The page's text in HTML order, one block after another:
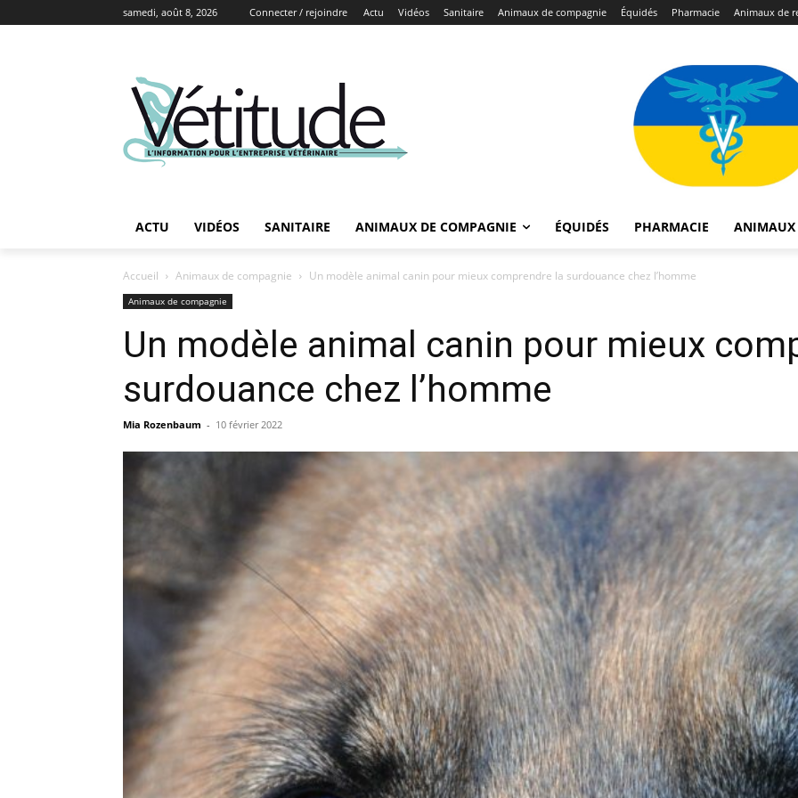
samedi, août 8, 2026 Connecter / rejoindre Actu Vidéos Sanitaire Animaux de compagnie Équidés Pharmacie Animaux de
ACTU VIDÉOS SANITAIRE ANIMAUX DE COMPAGNIE ÉQUIDÉS PHARMACIE ANIMAUX
Accueil Animaux de compagnie Un modèle animal canin pour mieux comprendre la surdouance chez l’homme
Animaux de compagnie
Un modèle animal canin pour mieux
surdouance chez l’homme
Mia Rozenbaum - 10 février 2022